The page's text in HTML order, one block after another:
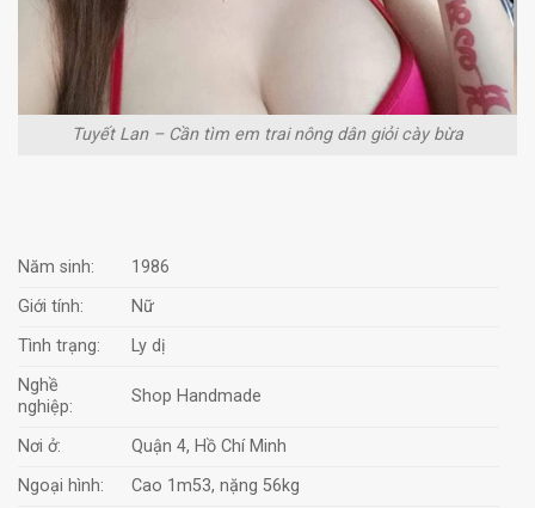
Tuyết Lan – Cần tìm em trai nông dân giỏi cày bừa
Năm sinh:
1986
Giới tính:
Nữ
Tình trạng:
Ly dị
Nghề
nghiệp:
Shop Handmade
Nơi ở:
Quận 4, Hồ Chí Minh
Ngoại hình:
Cao 1m53, nặng 56kg